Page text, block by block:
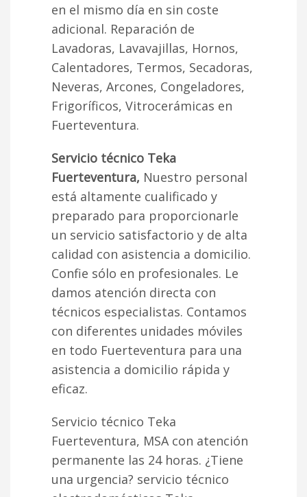
en el mismo día en sin coste
adicional. Reparación de
Lavadoras, Lavavajillas, Hornos,
Calentadores, Termos, Secadoras,
Neveras, Arcones, Congeladores,
Frigoríficos, Vitrocerámicas en
Fuerteventura.
Servicio técnico Teka
Fuerteventura, Nuestro personal
está altamente cualificado y
preparado para proporcionarle
un servicio satisfactorio y de alta
calidad con asistencia a domicilio.
Confie sólo en profesionales. Le
damos atención directa con
técnicos especialistas. Contamos
con diferentes unidades móviles
en todo Fuerteventura para una
asistencia a domicilio rápida y
eficaz.
Servicio técnico Teka
Fuerteventura, MSA con atención
permanente las 24 horas. ¿Tiene
una urgencia? servicio técnico